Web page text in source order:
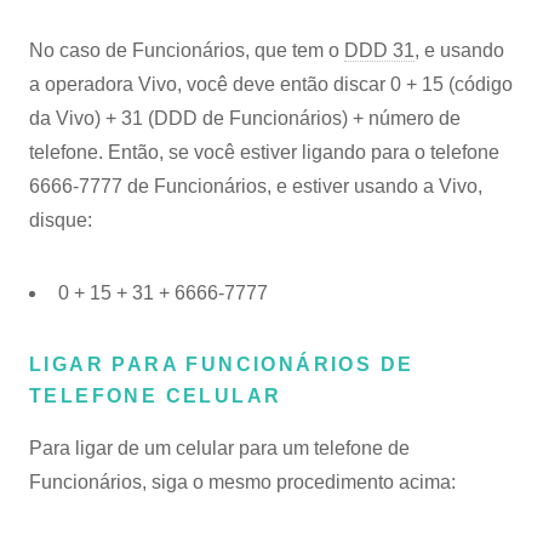
No caso de Funcionários, que tem o DDD 31, e usando
a operadora Vivo, você deve então discar 0 + 15 (código
da Vivo) + 31 (DDD de Funcionários) + número de
telefone. Então, se você estiver ligando para o telefone
6666-7777 de Funcionários, e estiver usando a Vivo,
disque:
0 + 15 + 31 + 6666-7777
LIGAR PARA FUNCIONÁRIOS DE
TELEFONE CELULAR
Para ligar de um celular para um telefone de
Funcionários, siga o mesmo procedimento acima: